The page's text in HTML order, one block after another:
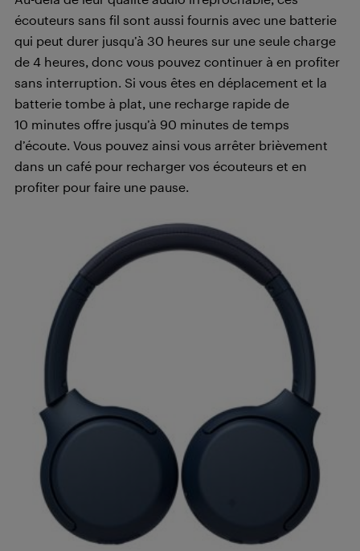
écouteurs sans fil sont aussi fournis avec une batterie
qui peut durer jusqu’à 30 heures sur une seule charge
de 4 heures, donc vous pouvez continuer à en profiter
sans interruption. Si vous êtes en déplacement et la
batterie tombe à plat, une recharge rapide de
10 minutes offre jusqu’à 90 minutes de temps
d’écoute. Vous pouvez ainsi vous arrêter brièvement
dans un café pour recharger vos écouteurs et en
profiter pour faire une pause.